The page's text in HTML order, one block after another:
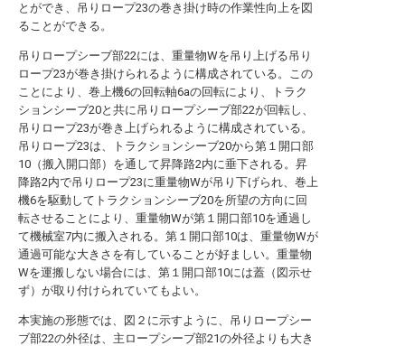
とができ、吊りロープ23の巻き掛け時の作業性向上を図
ることができる。
吊りロープシーブ部22には、重量物Wを吊り上げる吊り
ロープ23が巻き掛けられるように構成されている。この
ことにより、巻上機6の回転軸6aの回転により、トラク
ションシーブ20と共に吊りロープシーブ部22が回転し、
吊りロープ23が巻き上げられるように構成されている。
吊りロープ23は、トラクションシーブ20から第１開口部
10（搬入開口部）を通して昇降路2内に垂下される。昇
降路2内で吊りロープ23に重量物Wが吊り下げられ、巻上
機6を駆動してトラクションシーブ20を所望の方向に回
転させることにより、重量物Wが第１開口部10を通過し
て機械室7内に搬入される。第１開口部10は、重量物Wが
通過可能な大きさを有していることが好ましい。重量物
Wを運搬しない場合には、第１開口部10には蓋（図示せ
ず）が取り付けられていてもよい。
本実施の形態では、図２に示すように、吊りロープシー
ブ部22の外径は、主ロープシーブ部21の外径よりも大き